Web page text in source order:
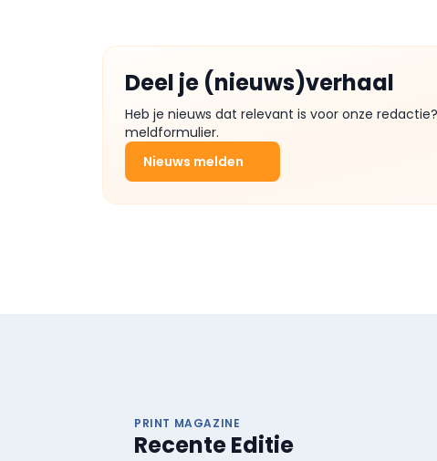
Deel je (nieuws)verhaal
Heb je nieuws dat relevant is voor onze
meldformulier.
Nieuws melden
PRINT MAGAZINE
Recente Editie